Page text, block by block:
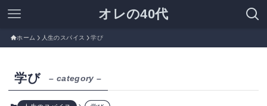
オレの40代
ホーム 人生のスパイス 学び
学び – category –